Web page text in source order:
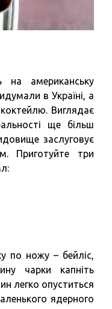
на американську
в Україні, а
Виглядає
ще більш
заслуговує
Приготуйте три
по ножу – бейліс,
чарки капніть
легко опуститься
ядерного